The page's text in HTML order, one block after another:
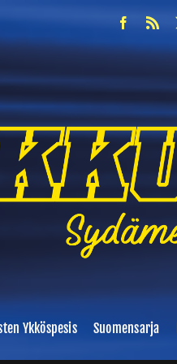
Ykköspesis Suomensarja